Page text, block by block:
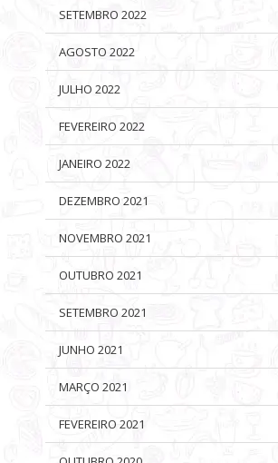
SETEMBRO 2022
AGOSTO 2022
JULHO 2022
FEVEREIRO 2022
JANEIRO 2022
DEZEMBRO 2021
NOVEMBRO 2021
OUTUBRO 2021
SETEMBRO 2021
JUNHO 2021
MARÇO 2021
FEVEREIRO 2021